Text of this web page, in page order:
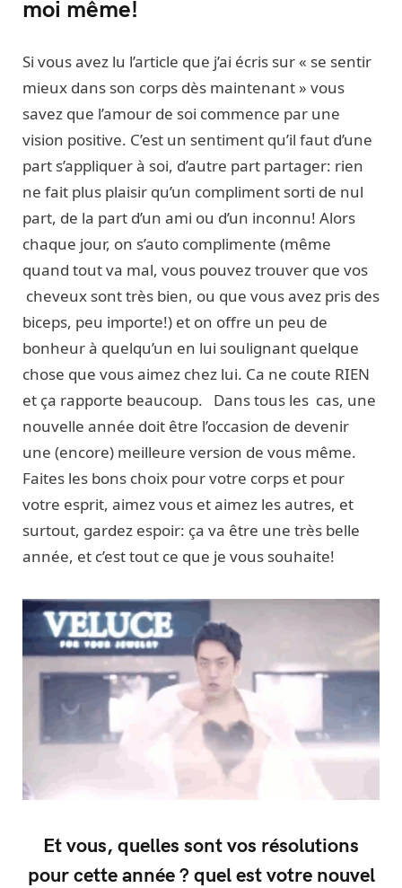
moi même!
Si vous avez lu l’article que j’ai écris sur « se sentir
mieux dans son corps dès maintenant » vous
savez que l’amour de soi commence par une
vision positive. C’est un sentiment qu’il faut d’une
part s’appliquer à soi, d’autre part partager: rien
ne fait plus plaisir qu’un compliment sorti de nul
part, de la part d’un ami ou d’un inconnu! Alors
chaque jour, on s’auto complimente (même
quand tout va mal, vous pouvez trouver que vos
cheveux sont très bien, ou que vous avez pris des
biceps, peu importe!) et on offre un peu de
bonheur à quelqu’un en lui soulignant quelque
chose que vous aimez chez lui. Ca ne coute RIEN
et ça rapporte beaucoup. Dans tous les cas, une
nouvelle année doit être l’occasion de devenir
une (encore) meilleure version de vous même.
Faites les bons choix pour votre corps et pour
votre esprit, aimez vous et aimez les autres, et
surtout, gardez espoir: ça va être une très belle
année, et c’est tout ce que je vous souhaite!
Et vous, quelles sont vos résolutions
pour cette année ? quel est votre nouvel